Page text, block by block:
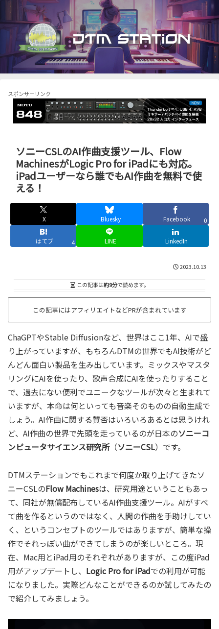
スポンサーリンク
ソニーCSLのAI作曲支援ツール、Flow
MachinesがLogic Pro for iPadにも対応。
iPadユーザーなら誰でもAI作曲を無料で使
える！
X Bluesky Facebook 0
はてブ 4 LINE LinkedIn
2023.10.13
この記事は約9分で読めます。
この記事にはアフィリエイトなどPRが含まれています
ChaGPTやStable Diffusionなど、世界はここ1年、AIで盛
り上がっていますが、もちろんDTMの世界でもAI技術がど
んどん面白い製品を生み出しています。ミックスやマスタ
リングにAIを使ったり、歌声合成にAIを使ったりすること
で、過去にない便利でユニークなツールが次々と生まれて
いますが、本命は何といっても音楽そのものの自動生成で
しょう。AI作曲に関する賛否はいろいろあるとは思うけれ
ど、AI作曲の世界で先頭を走っているのが日本のソニーコ
ンピュータサイエンス研究所（ソニーCSL）です。
DTMステーションでもこれまで何度か取り上げてきたソ
ニーCSLのFlow Machinesは、研究用途ということもあっ
て、同社が無償配布しているAI作曲支援ツール。AIがすべ
て曲を作るというのではなく、人間の作曲を手助けしてい
く、というコンセプトのツールではありますが、簡単な操
作でそれっぽい曲ができてしまうのが楽しいところ。現
在、Mac用とiPad用のそれぞれがありますが、この度iPad
用がアップデートし、 Logic Pro for iPadでの利用が可能
になりました。実際どんなことができるのか試してみたの
で紹介してみましょう。